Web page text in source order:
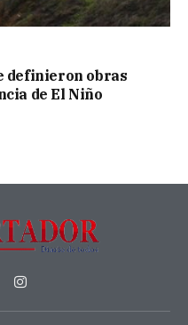
definieron obras
de El Niño
Instagram